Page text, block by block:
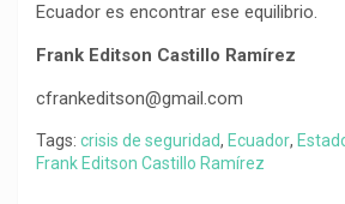
Ecuador es encontrar ese equilibrio.
Frank Editson Castillo Ramírez
cfrankeditson@gmail.com
Tags: crisis de seguridad, Ecuador,
Frank Editson Castillo Ramírez